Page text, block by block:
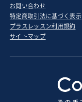
お問い合わせ
特定商取引法に基づく表示
プラスレッスン利用規約
サイトマップ